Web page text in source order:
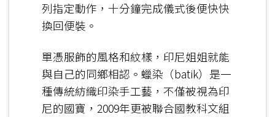
列指定動作，十分鐘完成儀式後便快快
換回便裝。
單憑服飾的風格和紋樣，印尼姐姐就能
與自己的同鄉相認。蠟染（batik）是一
種傳統紡織印染手工藝，不僅被視為印
尼的國寶，2009年更被聯合國教科文組